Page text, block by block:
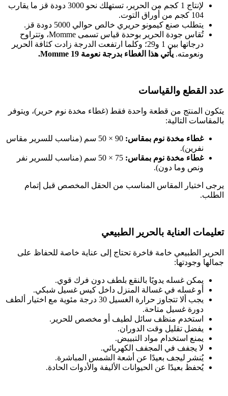
لإنتاج 1 كجم من الحرير، تستهلك نحو 3000 دودة قز ما يقارب
104 كجم من أوراق التوت.
يتطلب صنع كيمونو حريري خالص حوالي 5000 دودة قز.
تُقاس جودة الحرير بوحدة قياس تسمى Momme، وتتراوح
درجاتها بين 1 و29؛ وكلما ارتفعت الدرجة زادت كثافة الحرير
ونعومته. يأتي هذا الغطاء بدرجة نعومة 19 Momme.
عدد القطع والقياسات
يتكون المنتج من قطعة واحدة فقط (غطاء مخدة نوم حرير)، ويتوفر
بالمقاسات التالية:
غطاء مخدة نوم بمقاس:
90 × 50 سم (مناسب للسرير مقاس
نفرين).
غطاء مخدة نوم بمقاس:
75 × 50 سم (مناسب للسرير نفر
ونص وما دون).
يرجى اختيار المقاس المناسب من الحقل المخصص قبل إتمام
الطلب.
تعليمات العناية بالحرير الطبيعي
الحرير الطبيعي خامة فاخرة تحتاج إلى عناية خاصة للحفاظ على
جمالها وجودتها:
يمكن غسله يدويًا بالنقع بلطف دون فرك قوي.
أو غسله في غسالة المنزل داخل كيس غسيل شبكي.
يجب ألا تتجاوز حرارة الغسيل 30 درجة مئوية مع اختيار ألطف
دورة غسيل متاحة.
استخدم منظف سائل لطيف أو مخصص للحرير.
يفضل تقليل وقت الدوران.
يمنع استخدام مواد التبييض.
لا يجفف في المجفف الكهربائي.
يُنشر ليجف بعيدًا عن أشعة الشمس المباشرة.
يُحفظ بعيدًا عن الحيوانات الأليفة والأدوات الحادة.